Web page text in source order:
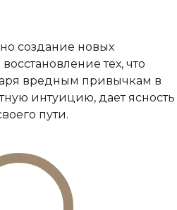
создание новых
тех, что
вредным привычкам в
интуицию, дает ясность
пути.